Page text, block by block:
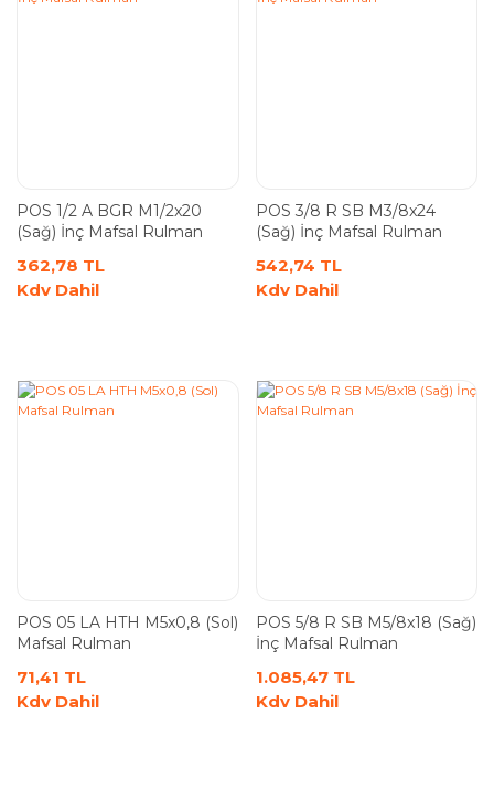
POS 1/2 A BGR M1/2x20
(Sağ) İnç Mafsal Rulman
362,78 TL
Kdv Dahil
POS 3/8 R SB M3/8x24
(Sağ) İnç Mafsal Rulman
542,74 TL
Kdv Dahil
POS 05 LA HTH M5x0,8 (Sol)
Mafsal Rulman
71,41 TL
Kdv Dahil
POS 5/8 R SB M5/8x18 (Sağ)
İnç Mafsal Rulman
1.085,47 TL
Kdv Dahil